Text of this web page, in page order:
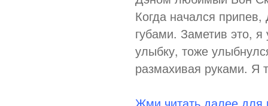
Когда начался
губами. Заметив это,
улыбку, тоже
размахивая руками. Я